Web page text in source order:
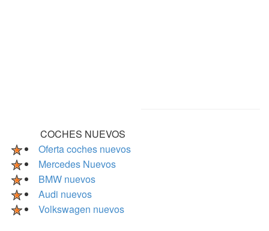
COCHES NUEVOS
Oferta coches nuevos
Mercedes Nuevos
BMW nuevos
Audi nuevos
Volkswagen nuevos